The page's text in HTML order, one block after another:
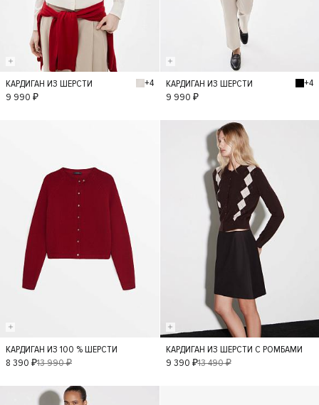
M
КАРДИГАН ИЗ ШЕРСТИ
+4
9 990 ₽
L
КАРДИГАН ИЗ ШЕРСТИ
+4
9 990 ₽
M
КАРДИГАН ИЗ 100 % ШЕРСТИ
8 390 ₽13 990 ₽ S L
КАРДИГАН ИЗ ШЕРСТИ С РОМБАМИ
9 390 ₽13 490 ₽